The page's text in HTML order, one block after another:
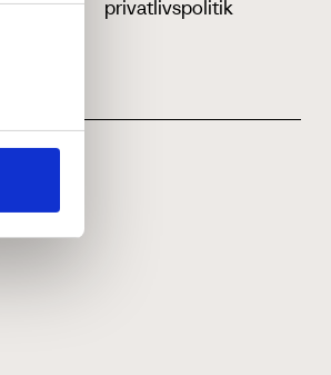
privatlivspolitik